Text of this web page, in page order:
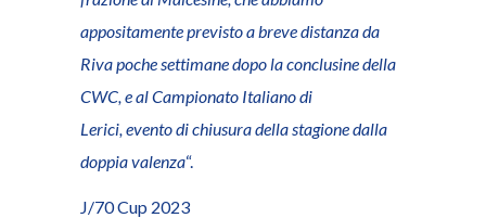
appositamente previsto a breve distanza da
Riva poche settimane dopo la conclusine della
CWC, e al Campionato Italiano di
Lerici, evento di chiusura della stagione dalla
doppia valenza“.
J/70 Cup 2023